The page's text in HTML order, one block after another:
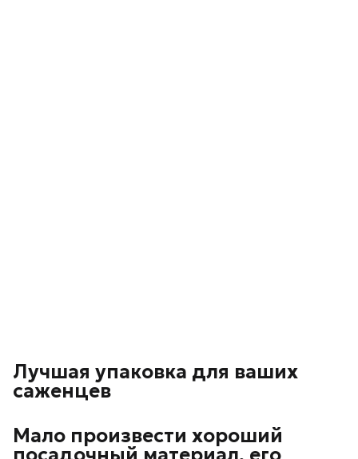
Лучшая упаковка для ваших
саженцев
Мало произвести хороший